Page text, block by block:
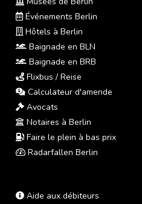
Événements Berlin
Hôtels à Berlin
Baignade en BLN
Baignade en BRB
Flixbus / Reise
Calculateur d'amende
Avocats
Notaires à Berlin
Faire le plein à bas prix
Radarfallen Berlin
Aide aux débiteurs